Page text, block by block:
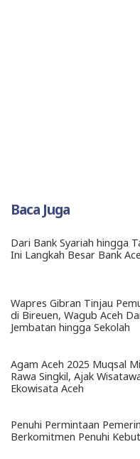
Baca Juga
Dari Bank Syariah hingga
Ini Langkah Besar Bank
Wapres Gibran Tinjau
di Bireuen, Wagub Aceh
Jembatan hingga Sekolah
Agam Aceh 2025 Muqsal
Rawa Singkil, Ajak
Ekowisata Aceh
Penuhi Permintaan
Berkomitmen Penuhi